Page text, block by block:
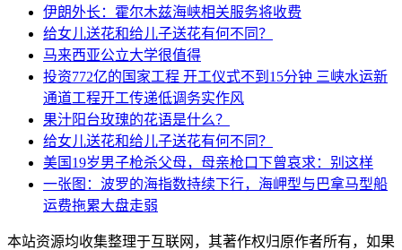
伊朗外长：霍尔木兹海峡相关服务将收费
给女儿送花和给儿子送花有何不同？
马来西亚公立大学很值得
投资772亿的国家工程 开工仪式不到15分钟 三峡水运新
通道工程开工传递低调务实作风
果汁阳台玫瑰的花语是什么？
给女儿送花和给儿子送花有何不同？
美国19岁男子枪杀父母，母亲枪口下曾哀求：别这样
一张图：波罗的海指数持续下行，海岬型与巴拿马型船
运费拖累大盘走弱
本站资源均收集整理于互联网，其著作权归原作者所有，如果